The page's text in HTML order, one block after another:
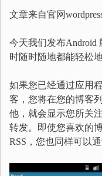
文章来自官网
今天我们发布Android
时随时随地都能轻松
如果您已经通过应用
客，您将在您的博客
他，就会显示您所关
转发。即使您喜欢的
RSS，您也同样可以